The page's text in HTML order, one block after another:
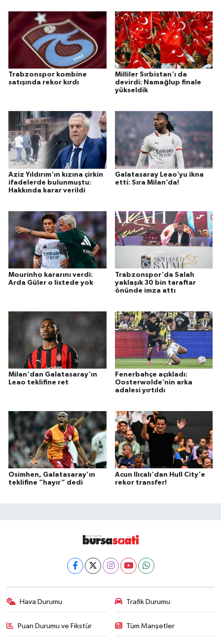
Trabzonspor kombine
satışında rekor kırdı
Milliler Sırbistan'ı da
devirdi: Namağlup finale
yükseldik
Aziz Yıldırım'ın kızına çirkin
ifadelerde bulunmuştu:
Hakkında karar verildi
Galatasaray Leao’yu ikna
etti: Sıra Milan’da!
Mourinho kararını verdi:
Arda Güler o listede yok
Trabzonspor'da Salah
yaklaşık 30 bin taraftar
önünde imza attı
Milan'dan Galatasaray'ın
Leao teklifine ret
Fenerbahçe açıkladı:
Oosterwolde’nin arka
adalesi yırtıldı
Osimhen, Galatasaray’ın
teklifine “hayır” dedi
Acun Ilıcalı'dan Hull City'e
rekor transfer!
Hava Durumu Trafik Durumu
Puan Durumu ve Fikstür Tüm Manşetler